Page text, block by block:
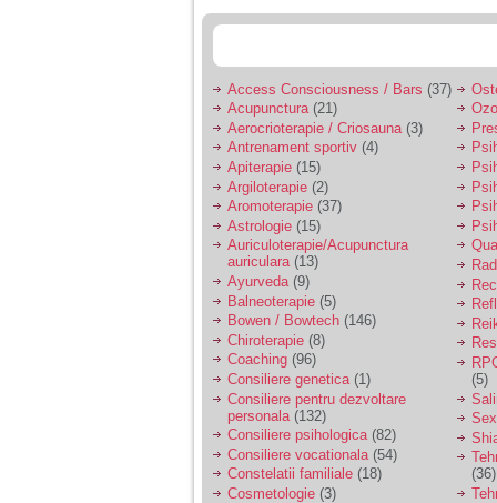
nimanui nu ii pasa de
sa ma culc cu barbati
pentru bani.
Access Consciousness / Bars (37)
Acupunctura(21)
Aerocrioterapie / Criosauna (3)
Antrenament sportiv (4)
Apiterapie (15)
Argiloterapie (2)
Aromoterapie (37)
Astrologie (15)
Auriculoterapie/Acupunctura
auriculara(13)
Ayurveda (9)
Balneoterapie (5)
Bowen / Bowtech (146)
Chiroterapie (8)
Coaching (96)
Consiliere genetica (1)
Consiliere pentru dezvoltare
personala (132)
Consiliere psihologica(82)
Consiliere vocationala (54)
Constelatii familiale (18)
Cosmetologie (3)
(5)
(36)